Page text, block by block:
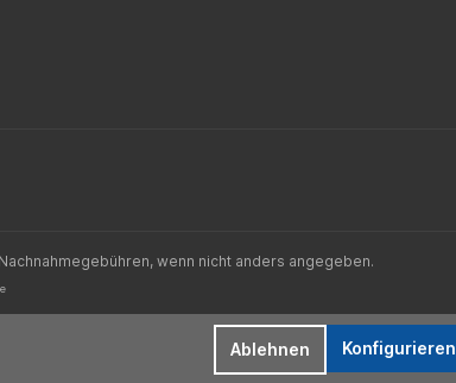
wenn nicht anders angegeben.
Ablehnen Konfigurieren